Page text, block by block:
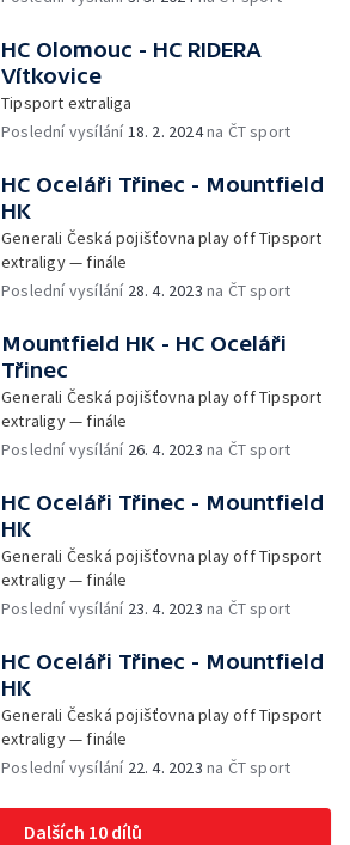
HC Olomouc - HC RIDERA
Vítkovice
Tipsport extraliga
Poslední vysílání18. 2. 2024na ČT sport
HC Oceláři Třinec - Mountfield
HK
Generali Česká pojišťovna play off Tipsport
extraligy — finále
Poslední vysílání 28. 4. 2023 na ČT sport
Mountfield HK - HC Oceláři
Třinec
Generali Česká pojišťovna play off Tipsport
extraligy — finále
Poslední vysílání 26. 4. 2023 na ČT sport
HC Oceláři Třinec - Mountfield
HK
Generali Česká pojišťovna play off Tipsport
extraligy — finále
Poslední vysílání 23. 4. 2023 na ČT sport
HC Oceláři Třinec - Mountfield
HK
Generali Česká pojišťovna play off Tipsport
extraligy — finále
Poslední vysílání 22. 4. 2023 na ČT sport
Dalších 10 dílů